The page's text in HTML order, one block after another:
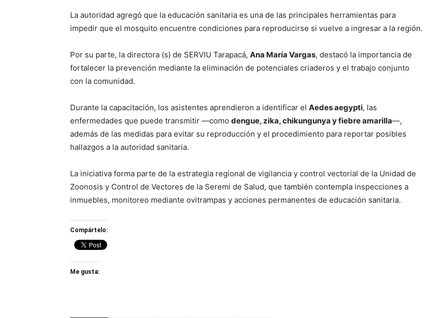
La autoridad agregó que la educación sanitaria es una de las principales herramientas para
impedir que el mosquito encuentre condiciones para reproducirse si vuelve a ingresar a la región.
Por su parte, la directora (s) de SERVIU Tarapacá, Ana María Vargas, destacó la importancia de
fortalecer la prevención mediante la eliminación de potenciales criaderos y el trabajo conjunto
con la comunidad.
Durante la capacitación, los asistentes aprendieron a identificar el Aedes aegypti, las
enfermedades que puede transmitir —como dengue, zika, chikungunya y fiebre amarilla—,
además de las medidas para evitar su reproducción y el procedimiento para reportar posibles
hallazgos a la autoridad sanitaria.
La iniciativa forma parte de la estrategia regional de vigilancia y control vectorial de la Unidad de
Zoonosis y Control de Vectores de la Seremi de Salud, que también contempla inspecciones a
inmuebles, monitoreo mediante ovitrampas y acciones permanentes de educación sanitaria.
Compártelo:
Me gusta: